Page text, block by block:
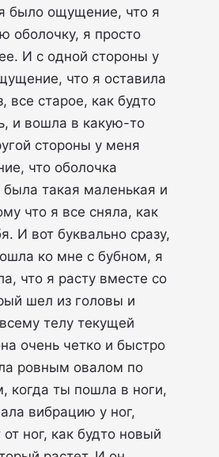
было ощущение, что я
оболочку, я просто
И с одной стороны у
что я оставила
все старое, как будто
и вошла в какую-то
стороны у меня
что оболочка
была такая маленькая и
что я все сняла, как
И вот буквально сразу,
ко мне с бубном, я
что я расту вместе со
шел из головы и
телу текущей
очень четко и быстро
ровным овалом по
когда ты пошла в ноги,
вибрацию у ног,
ног, как будто новый